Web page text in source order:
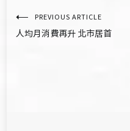
文
章
PREVIOUS ARTICLE
人均月消費再升 北市居首